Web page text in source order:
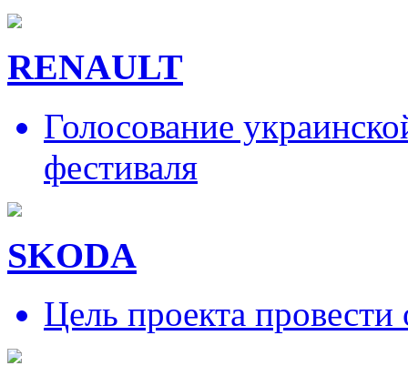
RENAULT
Голосование
фестиваля
SKODA
Цель проекта провести